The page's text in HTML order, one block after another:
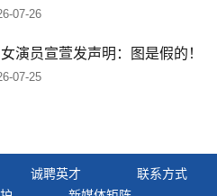
07-26
演员宣萱发声明：图是假的！
07-25
诚聘英才
联系方式